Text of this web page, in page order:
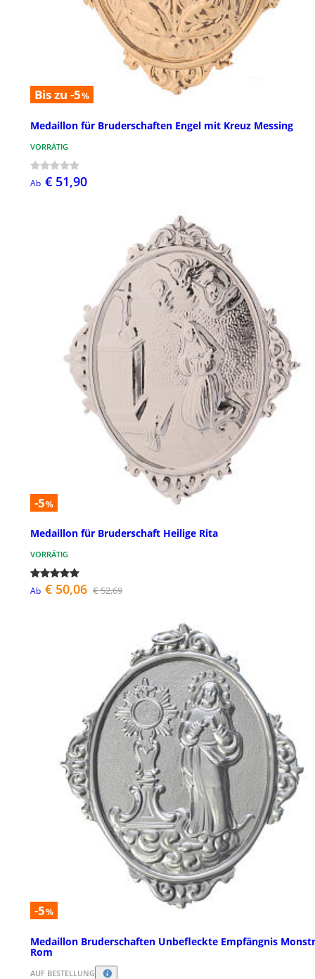
Bis zu -5%
Medaillon für Bruderschaften Engel mit Kreuz Messing
VORRÄTIG
Ab € 51,90
-5%
Medaillon für Bruderschaft Heilige Rita
VORRÄTIG
Ab € 50,06 € 52,69
-5%
Medaillon Bruderschaften Unbefleckte Empfängnis
Rom
AUF BESTELLUNG